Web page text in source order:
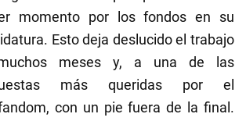
momento por los fondos en su
Esto deja deslucido el trabajo
meses y, a una de las
más queridas por el
con un pie fuera de la final.